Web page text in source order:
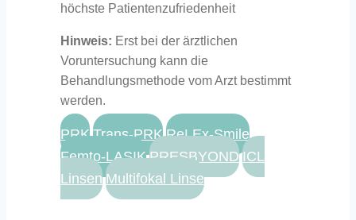
höchste Patientenzufriedenheit
Hinweis: Erst bei der ärztlichen
Voruntersuchung kann die
Behandlungsmethode vom Arzt bestimmt
werden.
PRK Trans-PRK ReLEx-Smile
Femto-LASIK PRESBYOND ICL
Linsen Multifokal Linse